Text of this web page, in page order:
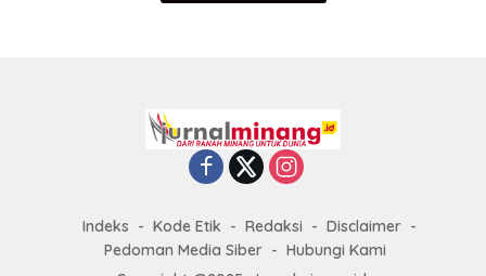
Indeks Kode Etik Redaksi
Disclaimer
Pedoman Media Siber
Hubungi Kami